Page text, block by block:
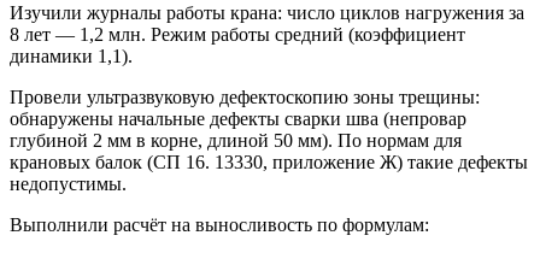
Изучили журналы работы крана: число циклов нагружения за
8 лет — 1,2 млн. Режим работы средний (коэффициент
динамики 1,1).
Провели ультразвуковую дефектоскопию зоны трещины:
обнаружены начальные дефекты сварки шва (непровар
глубиной 2 мм в корне, длиной 50 мм). По нормам для
крановых балок (СП 16. 13330, приложение Ж) такие дефекты
недопустимы.
Выполнили расчёт на выносливость по формулам: